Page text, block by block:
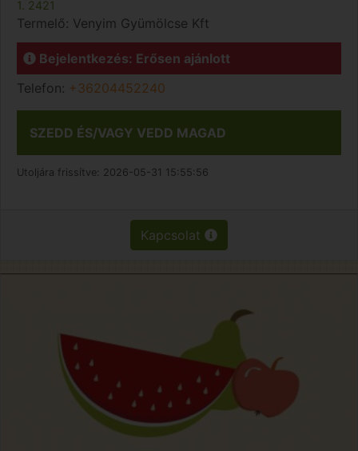
1. 2421
Termelő: Venyim Gyümölcse Kft
Bejelentkezés: Erősen ajánlott
Telefon: +36204452240
SZEDD ÉS/VAGY VEDD MAGAD
Utoljára frissítve: 2026-05-31 15:55:56
Kapcsolat